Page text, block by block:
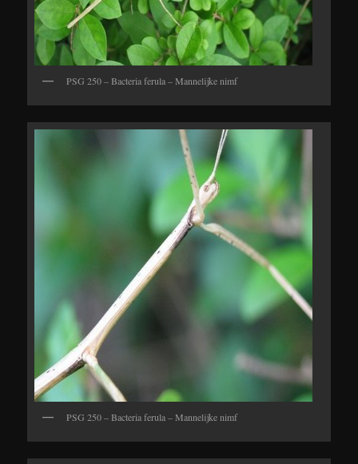
PSG 250 – Bacteria ferula – Mannelijke nimf
PSG 250 – Bacteria ferula – Mannelijke nimf